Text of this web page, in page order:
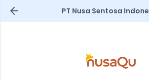
PT Nusa Sentosa